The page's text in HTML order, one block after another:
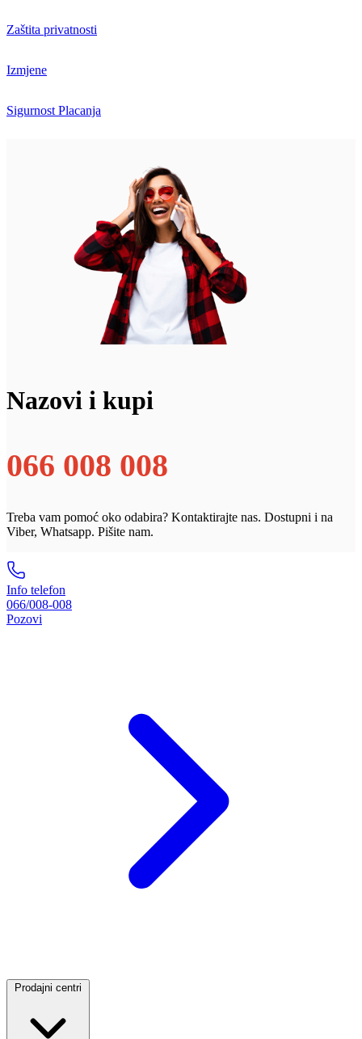
Zaštita privatnosti
Izmjene
Sigurnost Placanja
Nazovi i kupi
066 008 008
Treba vam pomoć oko odabira? Kontaktirajte nas. Dostupni i na
Viber, Whatsapp. Pišite nam.
Info telefon
066/008-008
Pozovi
Prodajni centri